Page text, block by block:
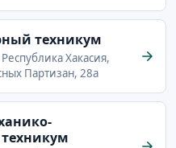
техникум
Хакасия,
Партизан, 28а